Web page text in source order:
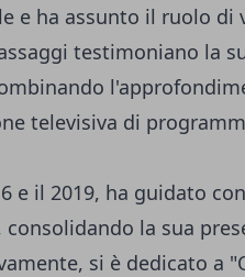
e ha assunto il ruolo
testimoniano la
televisiva di
e il 2019, ha guidato
consolidando la sua
si è dedicato a